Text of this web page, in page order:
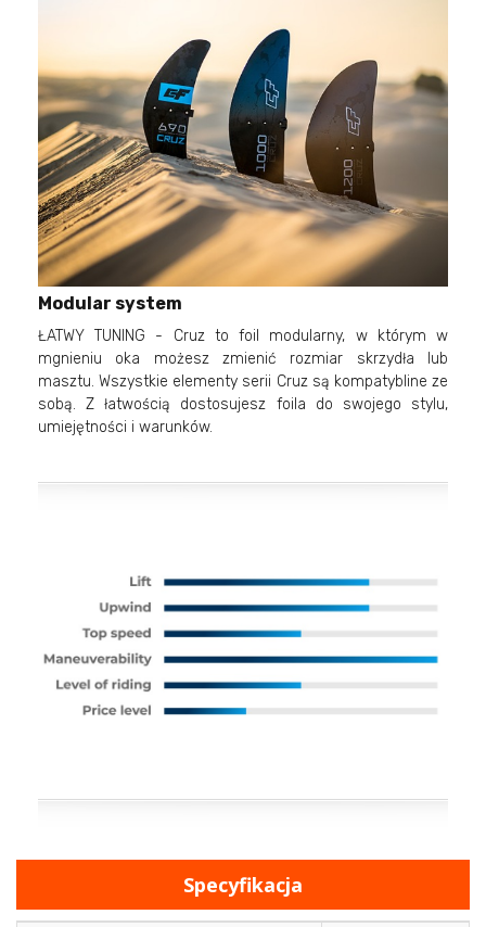
Modular system
ŁATWY TUNING - Cruz to foil modularny, w którym w
mgnieniu oka możesz zmienić rozmiar skrzydła lub
masztu. Wszystkie elementy serii Cruz są kompatybline ze
sobą. Z łatwością dostosujesz foila do swojego stylu,
umiejętności i warunków.
Specyfikacja